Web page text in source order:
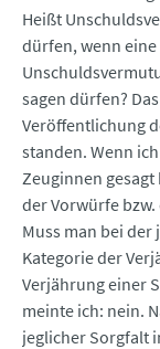
Heißt
dürfen, wenn
sagen dürfen?
Veröffentlichung
standen. Wenn
Zeuginnen
der Vorwürfe
Muss man bei
Kategorie der
Verjährung einer
meinte ich: nein.
jeglicher Sorgfalt